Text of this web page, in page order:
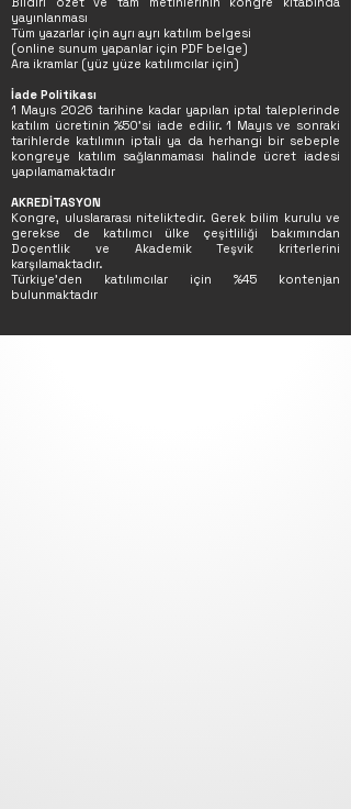
yayınlanması
Tüm yazarlar için ayrı ayrı katılım belgesi
(online sunum yapanlar için PDF belge)
Ara ikramlar (yüz yüze katılımcılar için)
İade Politikası
1 Mayıs 2026 tarihine kadar yapılan iptal taleplerinde
katılım ücretinin %50'si iade edilir. 1 Mayıs ve sonraki
tarihlerde katılımın iptali ya da herhangi bir sebeple
kongreye katılım sağlanmaması halinde ücret iadesi
yapılamamaktadır
AKREDİTASYON
Kongre, uluslararası niteliktedir. Gerek bilim kurulu ve
gerekse de katılımcı ülke çeşitliliği bakımından
Doçentlik ve Akademik Teşvik kriterlerini
karşılamaktadır.
Türkiye'den katılımcılar için %45 kontenjan
bulunmaktadır